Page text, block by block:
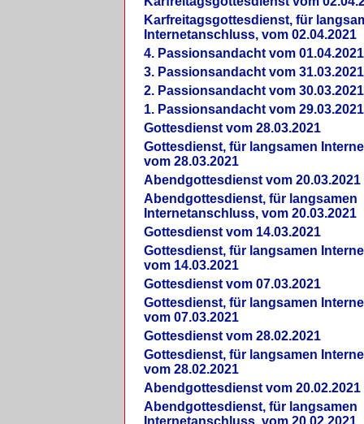
Karfreitagsgottesdienst, für
Internetanschluss, vom 02.04.2021
4. Passionsandacht vom 01.04.2021
3. Passionsandacht vom 31.03.2021
2. Passionsandacht vom 30.03.2021
1. Passionsandacht vom 29.03.2021
Gottesdienst vom 28.03.2021
Gottesdienst, für langsamen
vom 28.03.2021
Abendgottesdienst vom 20.03.2021
Abendgottesdienst, für langsamen
Internetanschluss, vom 20.03.2021
Gottesdienst vom 14.03.2021
Gottesdienst, für langsamen
vom 14.03.2021
Gottesdienst vom 07.03.2021
Gottesdienst, für langsamen
vom 07.03.2021
Gottesdienst vom 28.02.2021
Gottesdienst, für langsamen
vom 28.02.2021
Abendgottesdienst vom 20.02.2021
Abendgottesdienst, für langsamen